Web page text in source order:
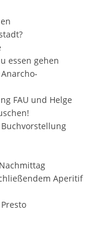
essen gehen
FAU und Helge
Aperitif